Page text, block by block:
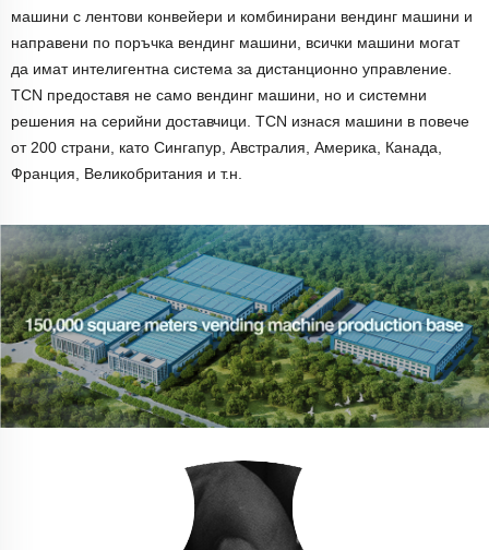
машини с лентови конвейери и комбинирани вендинг машини и
направени по поръчка вендинг машини, всички машини могат
да имат интелигентна система за дистанционно управление.
TCN предоставя не само вендинг машини, но и системни
решения на серийни доставчици. TCN изнася машини в повече
от 200 страни, като Сингапур, Австралия, Америка, Канада,
Франция, Великобритания и т.н.